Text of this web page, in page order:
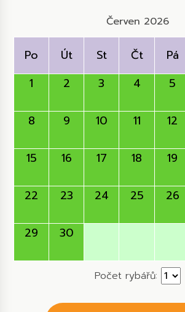
Červen 2026
Po Út St Čt Pá
1
2 3 4 5
8 9 10 11 12
15 16 17 18 19
22 23 24 25 26
29 30
Počet rybářů: